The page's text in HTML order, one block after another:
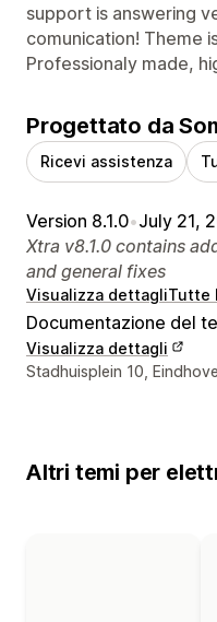
support is answering
comunication! Theme
Professionaly made,
Progettato da
Ricevi assistenza
Version 8.1.0•July 21,
Xtra v8.1.0 contains
and general fixes
Visualizza dettagliTutte
Documentazione del
Visualizza dettagli
Recapiti del designer
Stadhuisplein 10,
Altri temi per